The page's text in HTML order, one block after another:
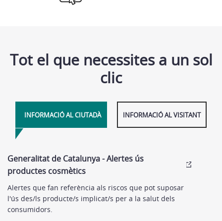
Tot el que necessites a un sol
clic
INFORMACIÓ AL CIUTADÀ INFORMACIÓ AL VISITANT
Generalitat de Catalunya - Alertes ús
productes cosmètics
Alertes que fan referència als riscos que pot suposar
l'ús des/ls producte/s implicat/s per a la salut dels
consumidors.